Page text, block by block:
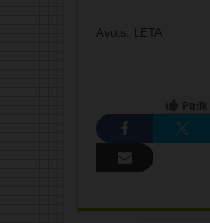
Avots: LETA
Patīk